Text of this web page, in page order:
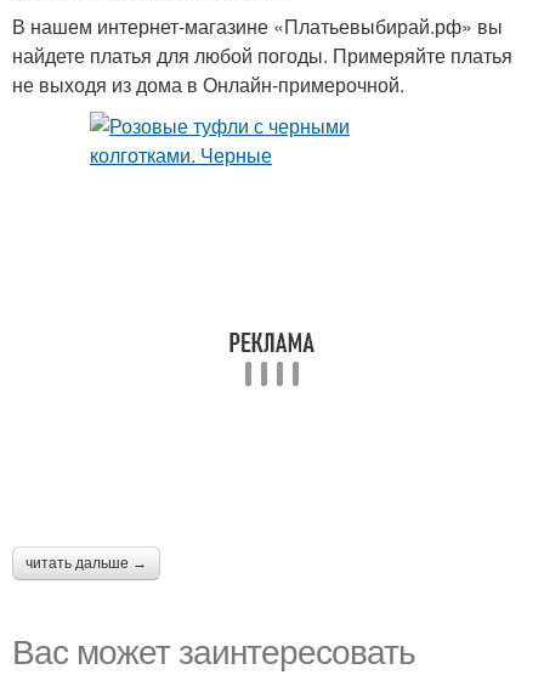
В нашем интернет-магазине «Платьевыбирай.рф» вы
найдете платья для любой погоды. Примеряйте платья
не выходя из дома в Онлайн-примерочной.
читать дальше →
Вас может заинтересовать